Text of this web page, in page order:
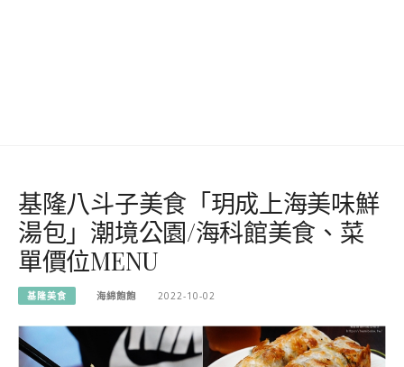
基隆八斗子美食「玥成上海美味鮮
湯包」潮境公園/海科館美食、菜
單價位MENU
基隆美食 海綿飽飽 2022-10-02